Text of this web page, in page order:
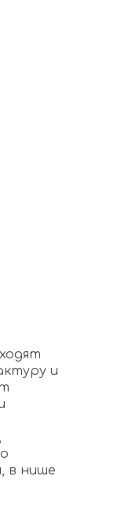
и
в нише